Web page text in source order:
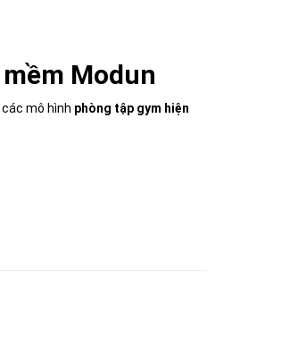
Modun
mô hình phòng tập gym hiện